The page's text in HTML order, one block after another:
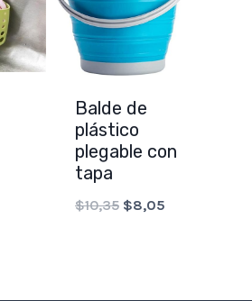
Balde de
plástico
plegable con
tapa
$10,35 Original
$8,05